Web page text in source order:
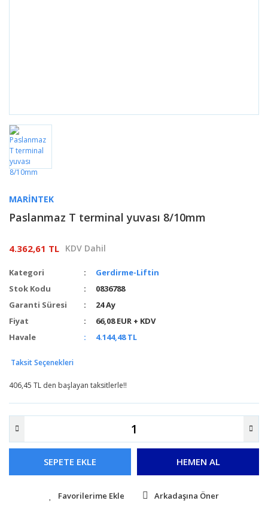
MARINTEK
Paslanmaz T terminal yuvası 8/10mm
4.362,61 TL KDV Dahil
Kategori
Gerdirme-Liftin
Stok Kodu
0836788
Garanti Süresi
24 Ay
Fiyat
66,08 EUR + KDV
Havale
4.144,48 TL
Taksit Seçenekleri
406,45 TL den başlayan taksitlerle!!
SEPETE EKLE HEMEN AL
Arkadaşına Öner